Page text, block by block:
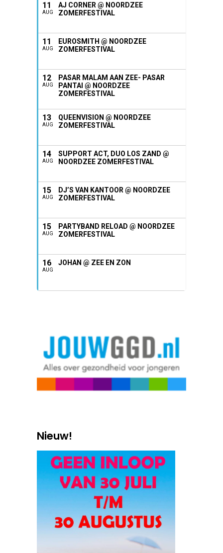
11
AUG
AJ CORNER @ NOORDZEE
ZOMERFESTIVAL
11
AUG
EUROSMITH @ NOORDZEE
ZOMERFESTIVAL
12
AUG
PASAR MALAM AAN ZEE- PASAR
PANTAI @ NOORDZEE
ZOMERFESTIVAL
13
AUG
QUEENVISION @ NOORDZEE
ZOMERFESTIVAL
14
AUG
SUPPORT ACT, DUO LOS ZAND @
NOORDZEE ZOMERFESTIVAL
15
AUG
DJ’S VAN KANTOOR @ NOORDZEE
ZOMERFESTIVAL
15
AUG
PARTYBAND RELOAD @ NOORDZEE
ZOMERFESTIVAL
16
AUG
JOHAN @ ZEE EN ZON
Nieuw!